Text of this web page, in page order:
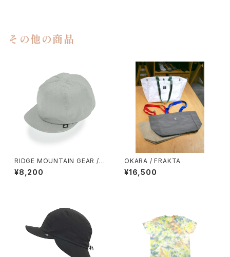
その他の商品
RIDGE MOUNTAIN GEAR / B
ASIC CAP（NT）
¥8,200
OKARA / FRAKTA
¥16,500